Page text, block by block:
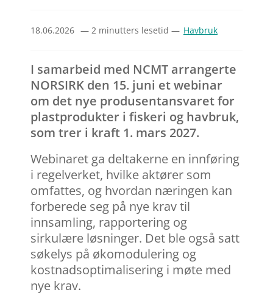
18.06.2026 — 2 minutters lesetid — Havbruk
I samarbeid med NCMT arrangerte
NORSIRK den 15. juni et webinar
om det nye produsentansvaret for
plastprodukter i fiskeri og havbruk,
som trer i kraft 1. mars 2027.
Webinaret ga deltakerne en innføring
i regelverket, hvilke aktører som
omfattes, og hvordan næringen kan
forberede seg på nye krav til
innsamling, rapportering og
sirkulære løsninger. Det ble også satt
søkelys på økomodulering og
kostnadsoptimalisering i møte med
nye krav.